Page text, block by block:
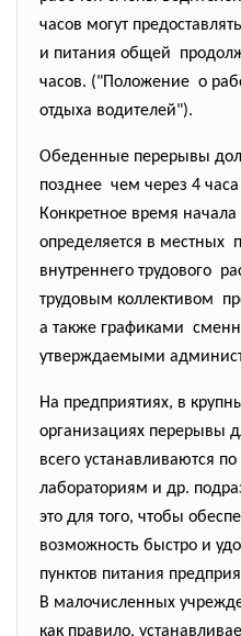
часов могут
и питания общей
часов. ("Положение о
отдыха водителей").
Обеденные перерывы
позднее чем через 4
Конкретное время
определяется в местных
внутреннего трудового
трудовым коллективом
а также графиками
утверждаемыми
На предприятиях, в
организациях перерывы
всего устанавливаются
лабораториям и др.
это для того, чтобы
возможность быстро и
пунктов питания
В малочисленных
как правило,